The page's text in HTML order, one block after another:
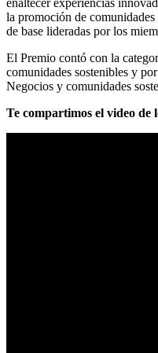
la promoción de
de base lideradas por los
El Premio contó con la
comunidades sostenibles y
Negocios y comunidades
Te compartimos el video de